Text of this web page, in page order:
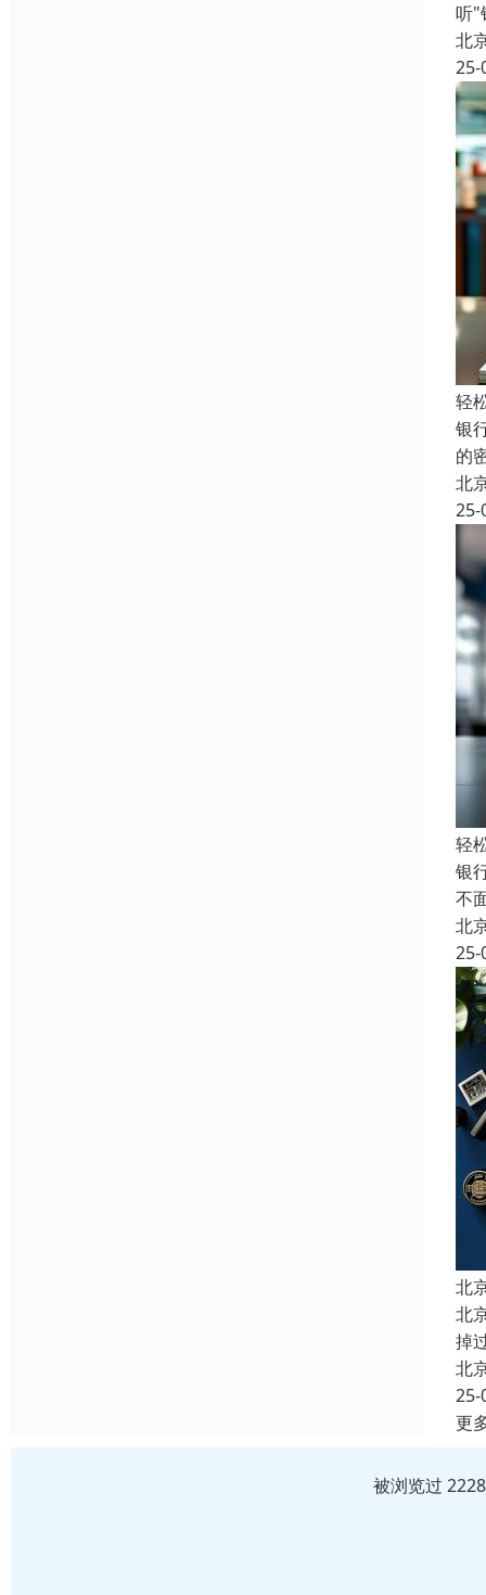
听"
北
25-
轻
银
的
北
25-
轻
银
不
北
25-
北
北
掉
北
25-
更
被浏览过